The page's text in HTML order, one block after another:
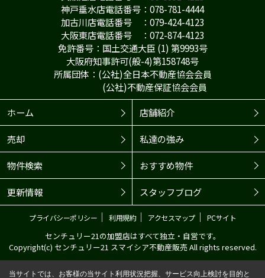
神戸垂水店電話番号：078-781-4444
加古川店電話番号 ：079-424-4123
大阪東店電話番号 ：072-874-4123
免許番号：国土交通大臣 (1) 第9993号
大阪府知事許可(般-4)第158748号
所属団体：(公社)全日本不動産協会会員
(公社)不動産保証協会会員
ホーム
店舗紹介
売却 私達の強み
物件検索 おすすめ物件
更新情報 スタッフブログ
プライバシーポリシー ｜ 利用規約｜ アクセスマップ｜ PCサイト
センチュリー21の加盟店はすべて独立・自営です。
Copyright(c) センチュリー21 スマイシア不動産販売 All rights reserved.
当サイトでは、お客様の当サイト利用状況把握、サービス向上検討を目的と